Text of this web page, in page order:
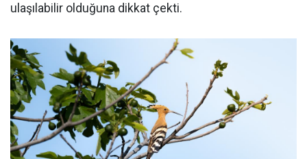
ulaşılabilir olduğuna dikkat çekti.